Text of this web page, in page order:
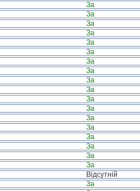
За
За
За
За
За
За
За
За
За
За
За
За
За
За
За
За
За
За
Відсутній
За